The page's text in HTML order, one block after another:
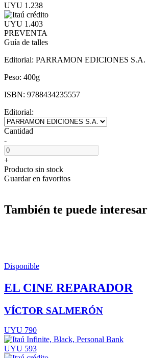
UYU 1.238
UYU 1.403
PREVENTA
Guía de talles
Editorial: PARRAMON EDICIONES S.A.
Peso: 400g
ISBN: 9788434235557
Editorial:
Cantidad
-
+
Producto sin stock
Guardar en favoritos
También te puede interesar
Disponible
EL CINE REPARADOR
VÍCTOR SALMERÓN
UYU 790
UYU 593